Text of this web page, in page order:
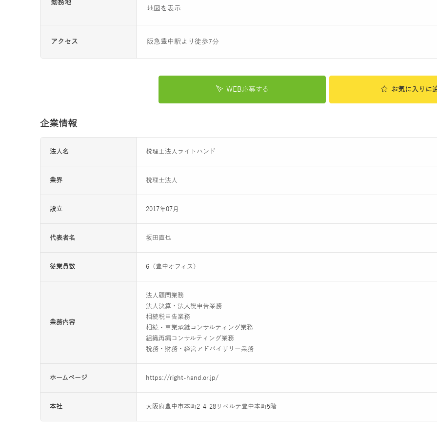
勤務地
地図を表示
アクセス 阪急豊中駅より徒歩7分
WEB応募する お気に入り に
企業情報
法人名 税理士法人ライトハンド
業界 税理士法人
設立 2017年07月
代表者名 坂田直也
従業員数 6（豊中オフィス）
業務内容
法人顧問業務
法人決算・法人税申告業務
相続税申告業務
相続・事業承継コンサルティング業務
組織再編コンサルティング業務
税務・財務・経営アドバイザリー業務
ホームページ https://right-hand.or.jp/
本社 大阪府豊中市本町2-4-28リベルテ豊中本町5階